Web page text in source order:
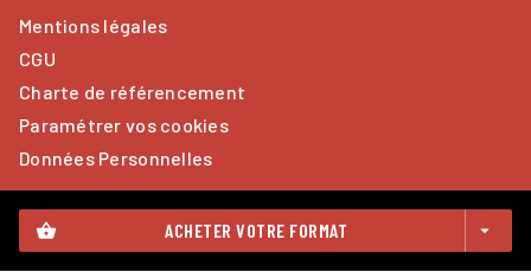
shopping_basket ACHETER VOTRE FORMAT arrow_drop_down
Mentions légales
CGU
Charte de référencement
Paramétrer vos cookies
Données Personnelles